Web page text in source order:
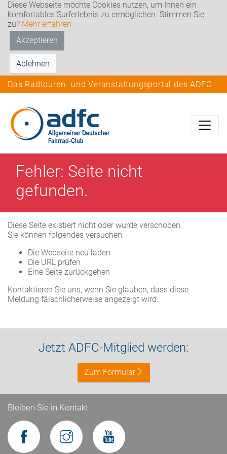
Diese Webseite möchte Cookies nutzen, um Ihnen ein
komfortables Surferlebnis zu ermöglichen. Stimmen Sie
zu? Mehr erfahren
Akzeptieren
Ablehnen
Das Radtouren- und Veranstaltungsportal des ADFC
Fehler: Seite nicht
gefunden.
Diese Seite existiert nicht oder wurde verschoben.
Sie können folgendes versuchen:
Die Webseite neu laden
Die URL prüfen
Eine Seite zurückgehen
Kontaktieren Sie uns, wenn Sie glauben, dass diese
Meldung fälschlicherweise angezeigt wird.
Jetzt ADFC-Mitglied werden:
Zum Formular
Bleiben Sie in Kontakt